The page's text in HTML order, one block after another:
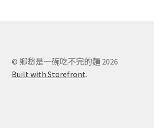
© 鄉愁是一碗吃不完的麵 2026
Built with Storefront.